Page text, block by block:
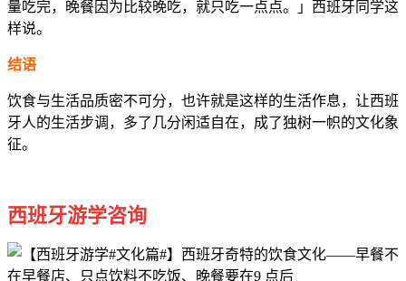
量吃完，晚餐因为比较晚吃，就只吃一点点。」西班牙同学这
样说。
结语
饮食与生活品质密不可分，也许就是这样的生活作息，让西班
牙人的生活步调，多了几分闲适自在，成了独树一帜的文化象
征。
西班牙游学咨询